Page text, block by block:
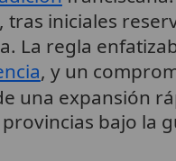
tras iniciales
La regla
, y un
una expansión
bajo la